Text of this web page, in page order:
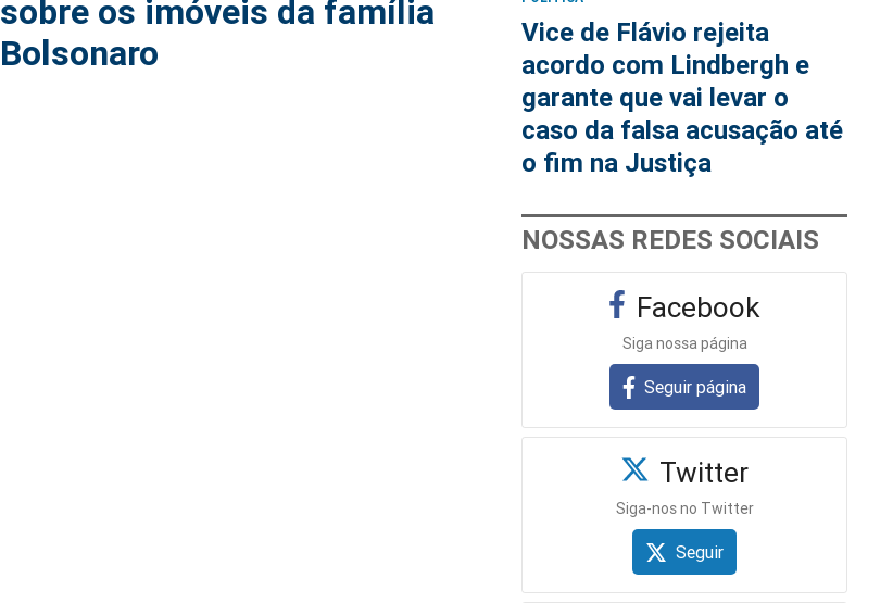
sobre os imóveis da família
Bolsonaro
Vice de Flávio rejeita
acordo com Lindbergh e
garante que vai levar o
caso da falsa acusação até
o fim na Justiça
NOSSAS REDES SOCIAIS
Facebook
Siga nossa página
Seguir página
Twitter
Siga-nos no Twitter
Seguir